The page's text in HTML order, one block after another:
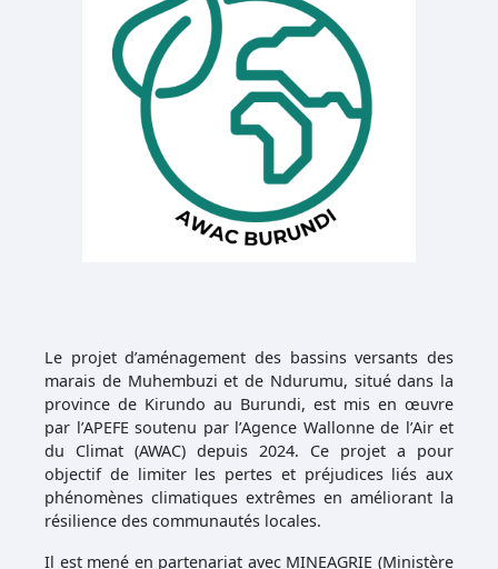
Le projet d’aménagement des bassins versants des
marais de Muhembuzi et de Ndurumu, situé dans la
province de Kirundo au Burundi, est mis en œuvre
par l’APEFE soutenu par l’Agence Wallonne de l’Air et
du Climat (AWAC) depuis 2024. Ce projet a pour
objectif de limiter les pertes et préjudices liés aux
phénomènes climatiques extrêmes en améliorant la
résilience des communautés locales.
Il est mené en partenariat avec MINEAGRIE (Ministère